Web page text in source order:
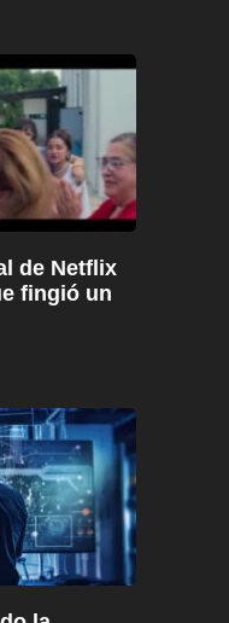
de Netflix
fingió un